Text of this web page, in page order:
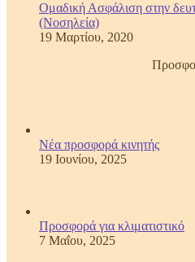
Ομαδική Ασφάλιση στην
(Νοσηλεία)
19 Μαρτίου, 2020
Νέα προσφορά κινητής
19 Ιουνίου, 2025
Προσφορά για κλιματιστικό
7 Μαΐου, 2025